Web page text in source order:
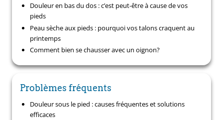
Douleur en bas du dos : c’est peut-être à cause de vos
pieds
Peau sèche aux pieds : pourquoi vos talons craquent au
printemps
Comment bien se chausser avec un oignon?
Problèmes fréquents
Douleur sous le pied : causes fréquentes et solutions
efficaces